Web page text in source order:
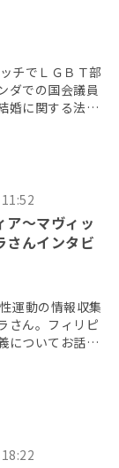
チでＬＧＢＴ部
ダでの国会議員
婚に関する法
案にも携わ […]
ア～マヴィッ
さんインタビ
運動の情報収集
さん。フィリピ
についてお話を